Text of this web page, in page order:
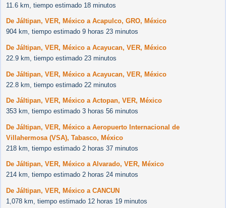
11.6 km, tiempo estimado 18 minutos
De Jáltipan, VER, México a Acapulco, GRO, México
904 km, tiempo estimado 9 horas 23 minutos
De Jáltipan, VER, México a Acayucan, VER, México
22.9 km, tiempo estimado 23 minutos
De Jáltipan, VER, México a Acayucan, VER, México
22.8 km, tiempo estimado 22 minutos
De Jáltipan, VER, México a Actopan, VER, México
353 km, tiempo estimado 3 horas 56 minutos
De Jáltipan, VER, México a Aeropuerto Internacional de
Villahermosa (VSA), Tabasco, México
218 km, tiempo estimado 2 horas 37 minutos
De Jáltipan, VER, México a Alvarado, VER, México
214 km, tiempo estimado 2 horas 24 minutos
De Jáltipan, VER, México a CANCUN
1,078 km, tiempo estimado 12 horas 19 minutos